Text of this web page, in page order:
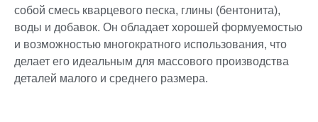
собой смесь кварцевого песка, глины (бентонита),
воды и добавок. Он обладает хорошей формуемостью
и возможностью многократного использования, что
делает его идеальным для массового производства
деталей малого и среднего размера.